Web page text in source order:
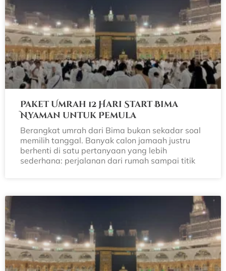
Paket Umrah 12 Hari Start Bima
Nyaman untuk Pemula
Berangkat umrah dari Bima bukan sekadar soal
memilih tanggal. Banyak calon jamaah justru
berhenti di satu pertanyaan yang lebih
sederhana: perjalanan dari rumah sampai titik